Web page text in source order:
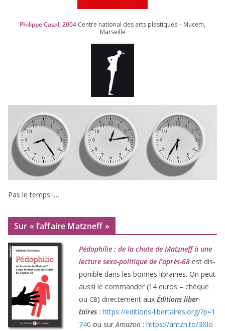
Philippe Casal,2004 Centre natio­nal des arts plas­tiques – Mucem,
Marseille
Pas le temps !…
Sur « l’affaire Matzneff »
Pédophilie : de la chute de Matzneff à une
lec­ture sexo-poli­tique de l’après-68 est dis­
po­nible dans les bonnes librai­ries. On peut
aus­si le com­man­der (14 euros – chèque
ou CB) direc­te­ment aux Éditions liber­
taires : https://​edi​tions​-liber​taires​.org/​?​p​=​1
740 ou sur Amazon : https://​amzn​.to/​3​X​I​o​